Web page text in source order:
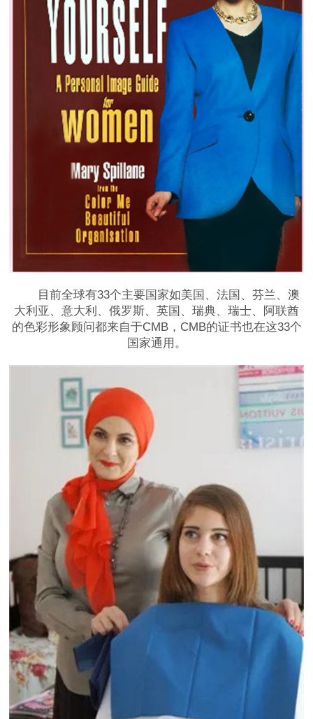
目前全球有33个主要国家如美国、法国、芬兰、澳
大利亚、意大利、俄罗斯、英国、瑞典、瑞士、阿联酋
的色彩形象顾问都来自于CMB，CMB的证书也在这33个
国家通用。